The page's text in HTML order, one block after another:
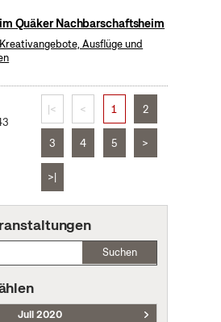
Quäker Nachbarschaftsheim
Ausflüge und
|< < 1 2
3 4 5 >
>|
Suchen
Juli 2020